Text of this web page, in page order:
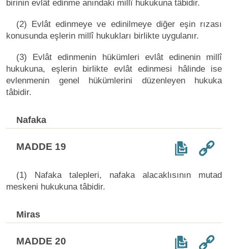
birinin evlât edinme anındaki millî hukukuna tâbidir.
(2) Evlât edinmeye ve edinilmeye diğer eşin rızası
konusunda eşlerin millî hukukları birlikte uygulanır.
(3) Evlât edinmenin hükümleri evlât edinenin millî
hukukuna, eşlerin birlikte evlât edinmesi hâlinde ise
evlenmenin genel hükümlerini düzenleyen hukuka
tâbidir.
Nafaka
MADDE 19
(1) Nafaka talepleri, nafaka alacaklısının mutad
meskeni hukukuna tâbidir.
Miras
MADDE 20